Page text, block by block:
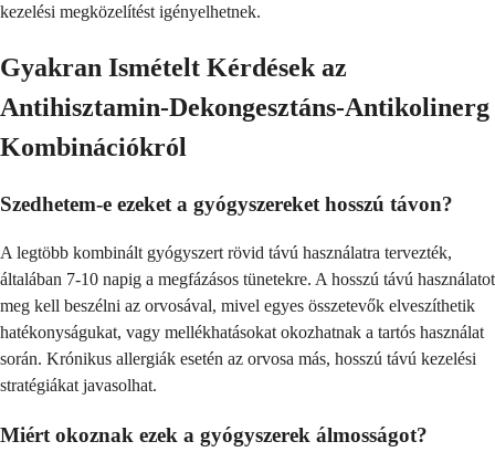
kezelési megközelítést igényelhetnek.
Gyakran Ismételt Kérdések az
Antihisztamin-Dekongesztáns-Antikolinerg
Kombinációkról
Szedhetem-e ezeket a gyógyszereket hosszú távon?
A legtöbb kombinált gyógyszert rövid távú használatra tervezték,
általában 7-10 napig a megfázásos tünetekre. A hosszú távú használatot
meg kell beszélni az orvosával, mivel egyes összetevők elveszíthetik
hatékonyságukat, vagy mellékhatásokat okozhatnak a tartós használat
során. Krónikus allergiák esetén az orvosa más, hosszú távú kezelési
stratégiákat javasolhat.
Miért okoznak ezek a gyógyszerek álmosságot?